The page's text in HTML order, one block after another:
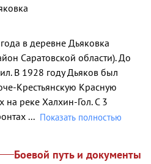
в деревне Дьяковка
Саратовской области). До
В 1928 году Дьяков был
Крестьянскую Красную
на реке Халхин-Гол. С 3
... Показать полностью
Боевой путь и документы